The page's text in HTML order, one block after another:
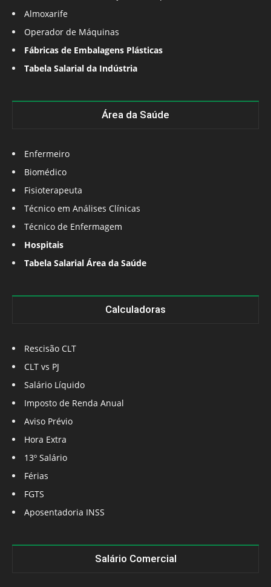
Almoxarife
Operador de Máquinas
Fábricas de Embalagens Plásticas
Tabela Salarial da Indústria
Área da Saúde
Enfermeiro
Biomédico
Fisioterapeuta
Técnico em Análises Clínicas
Técnico de Enfermagem
Hospitais
Tabela Salarial Área da Saúde
Calculadoras
Rescisão CLT
CLT vs PJ
Salário Líquido
Imposto de Renda Anual
Aviso Prévio
Hora Extra
13º Salário
Férias
FGTS
Aposentadoria INSS
Salário Comercial